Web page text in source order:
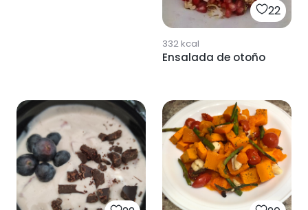
22
332kcal
Ensalada de otoño